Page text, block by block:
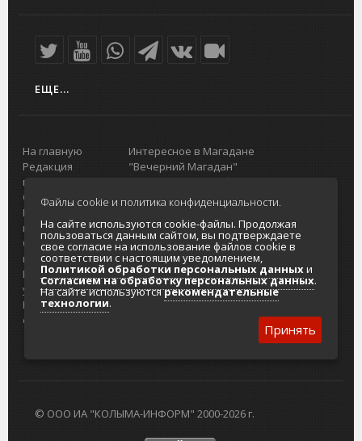
ЕЩЕ...
На главную
Редакция
портала
О проекте
Реклама на
портале
Отзывы и
предложения
Интернет-
услуги
Разработка
сайтов
Интересное в Магадане
"Вечерний Магадан"
Городская доска объявлений
Реклама
Главный туристический портал
Колымы
Политика в отношении обработки
персональных данных
Согласие на обработку персональных
данных
© ООО ИА "КОЛЫМА-ИНФОРМ" 2000-2026 г.
Файлы cookie и политика конфиденциальности.
На сайте используются cookie-файлы. Продолжая
пользоваться данным сайтом, вы подтверждаете
свое согласие на использование файлов cookie в
соответствии с настоящим уведомлением,
Политикой обработки персональных данныхи
Согласием на обработку персональных данных.
На сайте используютсярекомендательные
технологии.
Принять